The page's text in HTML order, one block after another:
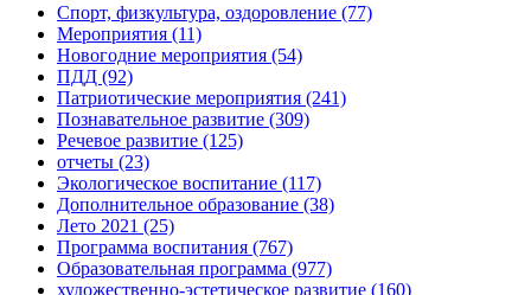
Спорт, физкультура, оздоровление (77)
Мероприятия (11)
Новогодние мероприятия (54)
ПДД (92)
Патриотические мероприятия (241)
Познавательное развитие (309)
Речевое развитие (125)
отчеты (23)
Экологическое воспитание (117)
Дополнительное образование (38)
Лето 2021 (25)
Программа воспитания (767)
Образовательная программа (977)
художественно-эстетическое развитие (160)